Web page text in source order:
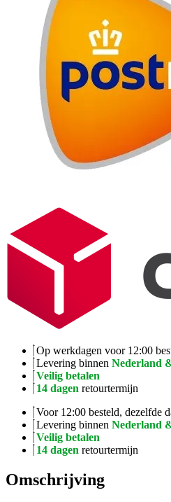
Op werkdagen voor 12:00
Levering binnen Nederland
Veilig betalen
14 dagen retourtermijn
Voor 12:00 besteld, dezelfde
Levering binnen Nederland
Veilig betalen
14 dagen retourtermijn
Omschrijving